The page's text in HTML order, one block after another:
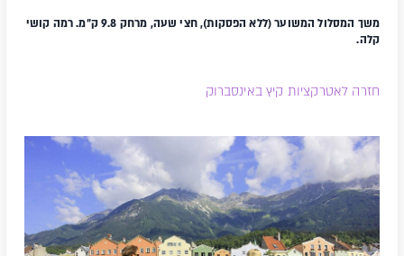
משך המסלול המשוער (ללא הפסקות), חצי שעה, מרחק 9.8 ק"מ. רמה קושי
קלה.
חזרה לאטרקציות קיץ באינסברוק